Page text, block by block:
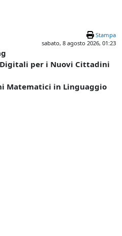
Stampa
sabato, 8 agosto 2026, 01:23
Digitali per i Nuovi Cittadini
Matematici in Linguaggio